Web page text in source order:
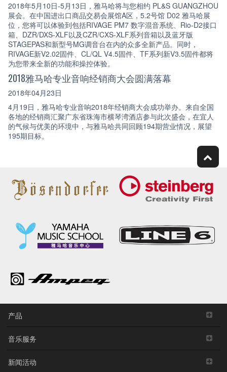
2018年5月10日-5月13日，雅马哈将与您相约 PL&S GUANGZHOU
展会。在中国进出口商品交易会展馆A区，5.2号馆 D02 雅马哈展
位，您将可以体验到包括RIVAGE PM7 数字混音系统、Rio-D2接口
箱、DZR/DXS-XLF以及CZR/CXS-XLF系列音箱以及蓝牙版
STAGEPAS和新型号MG调音台在内的众多全新产品。同时，
RIVAGE新V2.02固件、CL/QL V4.5固件、TF系列新V3.5固件都将
为您带来全新的功能和操控体验。
2018雅马哈专业音响经销商大会圆满落幕
2018年04月23日
4月19日，雅马哈专业音响2018年经销商大会成功举办。来自全国
各地的经销商汇聚广东省珠海市横琴湾酒店参与此次盛会，在宜人
的气候与优美的环境中，与雅马哈共同回顾194期营业情况，展望
195期目标。
产品
音乐服务
新闻活动